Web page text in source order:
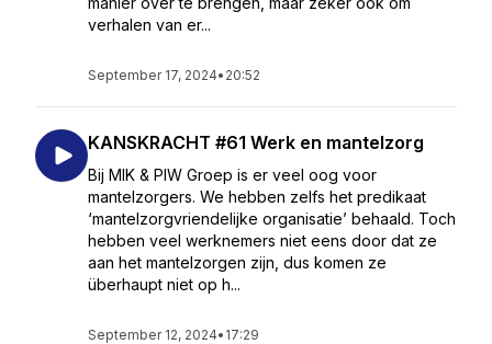
verhalen van er...
September 17, 2024• 20:52
KANSKRACHT #61 Werk en mantelzorg
Bij MIK & PIW Groep is er veel oog voor
mantelzorgers. We hebben zelfs het predikaat
‘mantelzorgvriendelijke organisatie’ behaald. Toch
hebben veel werknemers niet eens door dat ze
aan het mantelzorgen zijn, dus komen ze
überhaupt niet op h...
September 12, 2024• 17:29